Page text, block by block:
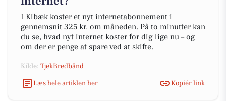
I Kibæk koster et nyt internetabonnement i
gennemsnit 325 kr. om måneden. På to minutter kan
du se, hvad nyt internet koster for dig lige nu – og
om der er penge at spare ved at skifte.
Kilde: TjekBredbånd
Læs hele artiklen her
Kopiér link